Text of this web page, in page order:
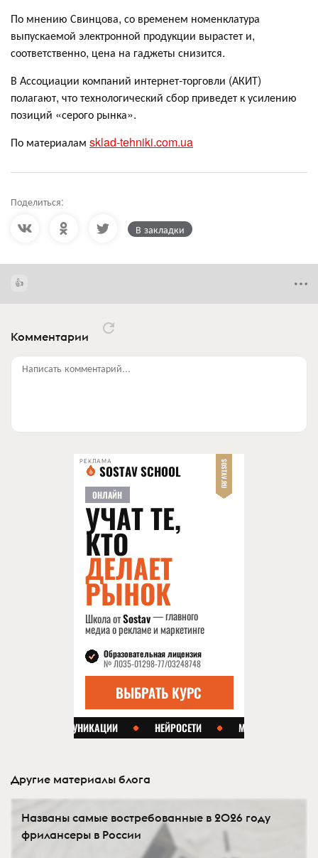
По мнению Свинцова, со временем номенклатура
выпускаемой электронной продукции вырастет и,
соответственно, цена на гаджеты снизится.
В Ассоциации компаний интернет-торговли (АКИТ)
полагают, что технологический сбор приведет к усилению
позиций «серого рынка».
По материалам sklad-tehniki.com.ua
Поделиться:
В закладки
Комментарии
Написать комментарий...
РЕКЛАМА
Другие материалы блога
Названы самые востребованные в 2026 году
фрилансеры в России